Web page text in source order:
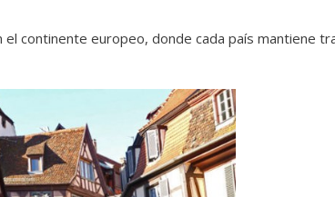
continente europeo, donde cada país mantiene